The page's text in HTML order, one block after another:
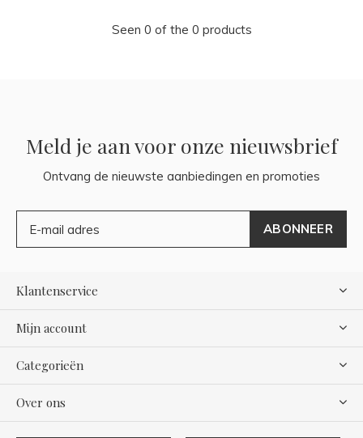
Seen 0 of the 0 products
Meld je aan voor onze nieuwsbrief
Ontvang de nieuwste aanbiedingen en promoties
ABONNEER
Klantenservice
Mijn account
Categorieën
Over ons